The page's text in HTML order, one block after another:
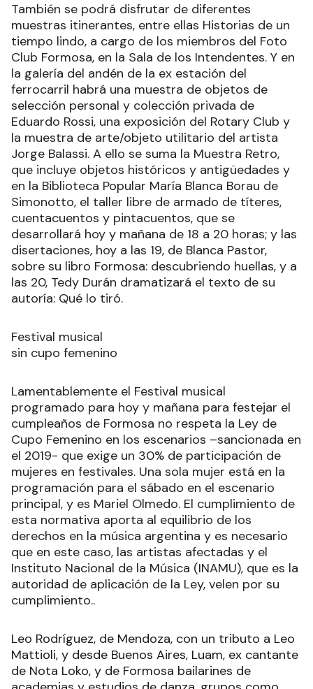
También se podrá disfrutar de diferentes
muestras itinerantes, entre ellas Historias de un
tiempo lindo, a cargo de los miembros del Foto
Club Formosa, en la Sala de los Intendentes. Y en
la galería del andén de la ex estación del
ferrocarril habrá una muestra de objetos de
selección personal y colección privada de
Eduardo Rossi, una exposición del Rotary Club y
la muestra de arte/objeto utilitario del artista
Jorge Balassi. A ello se suma la Muestra Retro,
que incluye objetos históricos y antigüedades y
en la Biblioteca Popular María Blanca Borau de
Simonotto, el taller libre de armado de títeres,
cuentacuentos y pintacuentos, que se
desarrollará hoy y mañana de 18 a 20 horas; y las
disertaciones, hoy a las 19, de Blanca Pastor,
sobre su libro Formosa: descubriendo huellas, y a
las 20, Tedy Durán dramatizará el texto de su
autoría: Qué lo tiró.
Festival musical
sin cupo femenino
Lamentablemente el Festival musical
programado para hoy y mañana para festejar el
cumpleaños de Formosa no respeta la Ley de
Cupo Femenino en los escenarios –sancionada en
el 2019- que exige un 30% de participación de
mujeres en festivales. Una sola mujer está en la
programación para el sábado en el escenario
principal, y es Mariel Olmedo. El cumplimiento de
esta normativa aporta al equilibrio de los
derechos en la música argentina y es necesario
que en este caso, las artistas afectadas y el
Instituto Nacional de la Música (INAMU), que es la
autoridad de aplicación de la Ley, velen por su
cumplimiento..
Leo Rodríguez, de Mendoza, con un tributo a Leo
Mattioli, y desde Buenos Aires, Luam, ex cantante
de Nota Loko, y de Formosa bailarines de